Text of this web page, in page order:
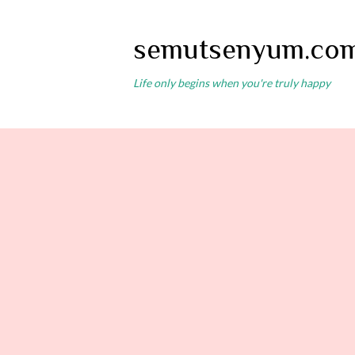
Life only begins when you're truly happy